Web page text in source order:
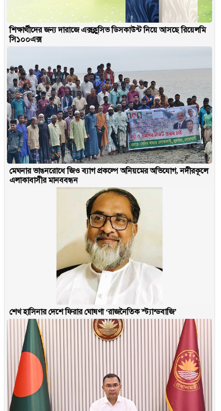
শিক্ষার্থীদের জন্য দারাজে এক্সক্লুসিভ ডিসকাউন্ট নিয়ে আসছে রিয়েলমি
সি১০০এক্স
মেঘনার ভাঙনরোধে জিও ব্যাগ প্রকল্পে অনিয়মের অভিযোগ, নদীরকূলে
এলাকাবাসীর মানববন্ধন
শেখ হাসিনার দেশে ফিরার ঘোষণা ‘রাজনৈতিক স্ট্যান্ডবাজি’